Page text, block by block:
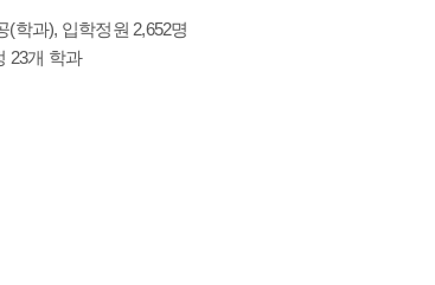
(학과), 입학정원 2,652명
23개 학과